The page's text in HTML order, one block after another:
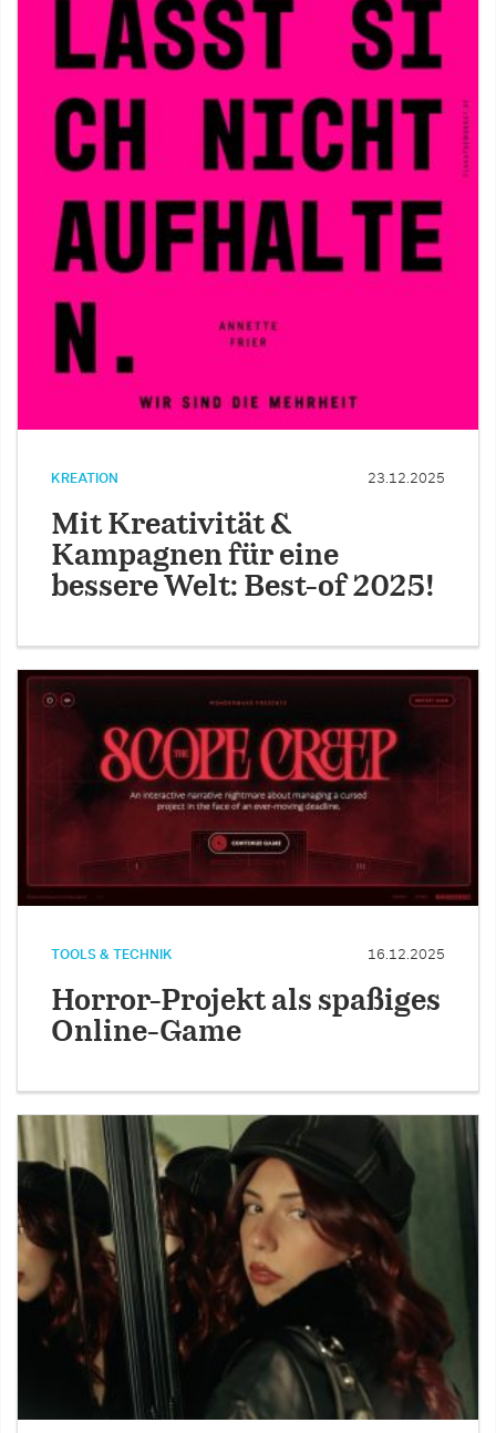
KREATION 23.12.2025
Mit Kreativität &
Kampagnen für eine
bessere Welt: Best-of 2025!
TOOLS & TECHNIK 16.12.2025
Horror-Projekt als spaßiges
Online-Game